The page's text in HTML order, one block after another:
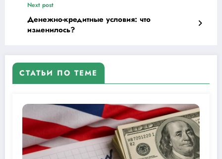
Next post
Денежно-кредитные условия: что
изменилось?
СТАТЬИ ПО ТЕМЕ